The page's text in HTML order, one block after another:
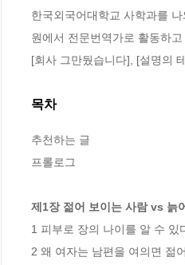
한국외국어대학교 사학과를
원에서 전문번역가로 활동하
[회사 그만뒀습니다], [설명의
목차
추천하는 글
프롤로그
제1장 젊어 보이는 사람 vs 늙
1 피부로 장의 나이를 알 수 있
2 왜 여자는 남편을 여의면 젊